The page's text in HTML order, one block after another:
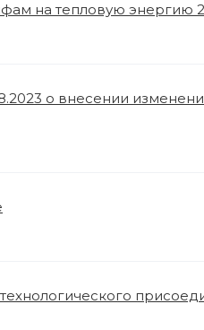
на тепловую энергию
о внесении